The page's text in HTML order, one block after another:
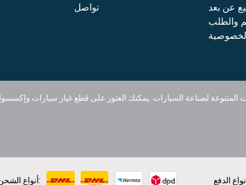
تواصل
عن بعد
والطلب
أنواع الشحن: